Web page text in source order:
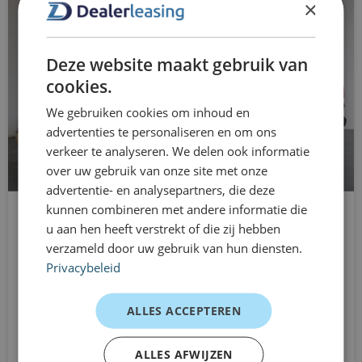
und Last üblicherweise bei etwa 1:14 bis 1:16 (7,0 – 7,3
l/100 km).
Der tatsächliche Verbrauch hängt vom Nutzungsprofil,
der Auslastung und dem Fahrstil ab.
Zuverlässigkeit und Wartung
Robuste und widerstandsfähige Konstruktion für
intensive Arbeitsbelastung.
Wartung und Ersatzteile sind über das große Ford-
Händlernetz flächendeckend erhältlich.
Verteiler- und Abgasrückführungssysteme werden
gelegentlich als wichtiger Aspekt bei intensiver
Stadtnutzung erwähnt (nicht spezifisch für den Transit,
aber relevant für moderne Dieselmotoren). (Allgemeines
Wissen über Nutzfahrzeuge)
Außenspiegel
in Wagenfarbe lackierte Stoßstangen
Zentralverriegelung mit Fernbedienung
verbundene Dienste
DAB-Empfänger
elektrische Fensterheber für
elektronische Bremskraftverteilung
Berganfahrfunktion
Lederlenkrad
Volkswagen Transporter
L2H1 Doppelkabine
/mnd excl. btw
×
Deze website maakt gebruik van
cookies.
We gebruiken cookies om inhoud en
advertenties te personaliseren en om ons
verkeer te analyseren. We delen ook informatie
over uw gebruik van onze site met onze
advertentie- en analysepartners, die deze
kunnen combineren met andere informatie die
u aan hen heeft verstrekt of die zij hebben
verzameld door uw gebruik van hun diensten.
Privacybeleid
ALLES ACCEPTEREN
ALLES AFWIJZEN